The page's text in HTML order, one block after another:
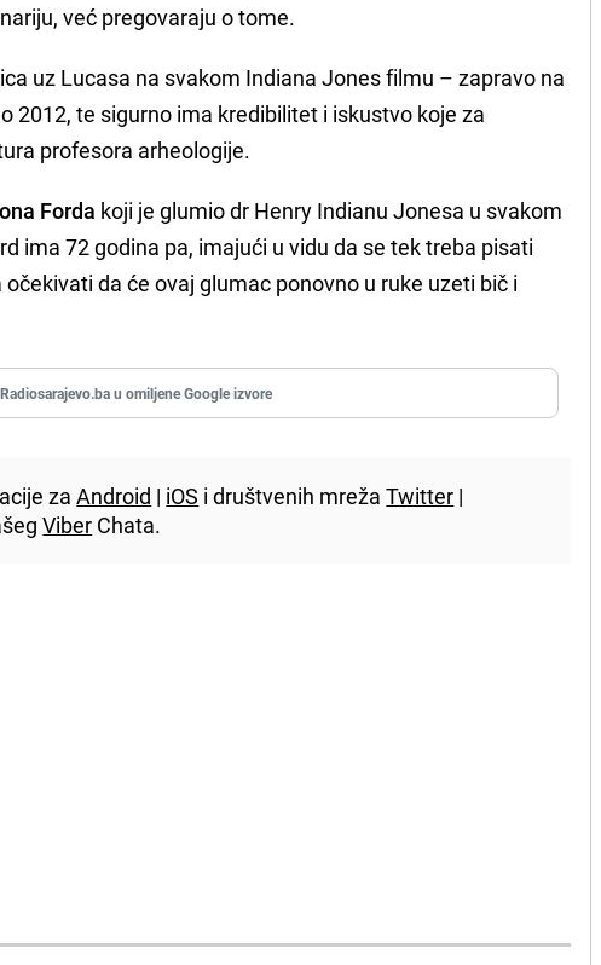
već pregovaraju o tome.
uz Lucasa na svakom Indiana Jones filmu – zapravo na
2012, te sigurno ima kredibilitet i iskustvo koje za
profesora arheologije.
Forda koji je glumio dr Henry Indianu Jonesa u svakom
ima 72 godina pa, imajući u vidu da se tek treba pisati
očekivati da će ovaj glumac ponovno u ruke uzeti bič i
u omiljene Google izvore
zaAndroid | iOS i društvenih mrežaTwitter |
Viber Chata.